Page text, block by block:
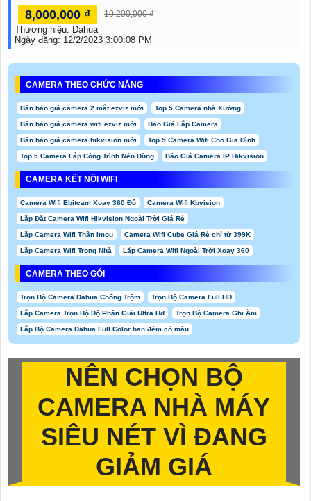
8,000,000 ₫ 10,200,000 ₫
Thương hiệu: Dahua
Ngày đăng: 12/2/2023 3:00:08 PM
CAMERA THEO CHỨC NĂNG
Bản báo giá camera 2 mắt ezviz mới Top 5 Camera nhà Xưởng
Bản báo giá camera wifi ezviz mới Báo Giá Lắp Camera
Bản báo giá camera hikvision mới Top 5 Camera Wifi Cho Gia Đình
Top 5 Camera Lắp Công Trình Nên Dùng Báo Giá Camera IP Hikvision
CAMERA KẾT NỐI WIFI
Camera Wifi Ebitcam Xoay 360 Độ Camera Wifi Kbvision
Lắp Đặt Camera Wifi Hikvision Ngoài Trời Giá Rẻ
Lắp Camera Wifi Thân Imou Camera Wifi Cube Giá Rẻ chỉ từ 399K
Lắp Camera Wifi Trong Nhà Lắp Camera Wifi Ngoài Trời Xoay 360
CAMERA THEO GÓI
Trọn Bộ Camera Dahua Chống Trộm Trọn Bộ Camera Full HD
Lắp Camera Trọn Bộ Độ Phân Giải Ultra Hd Trọn Bộ Camera Ghi Âm
Lắp Bộ Camera Dahua Full Color ban đêm có màu
NÊN CHỌN BỘ
CAMERA NHÀ MÁY
SIÊU NÉT VÌ ĐANG
GIẢM GIÁ